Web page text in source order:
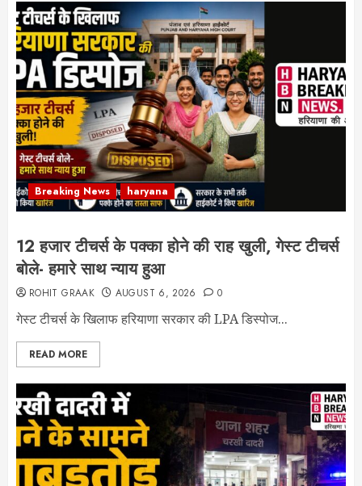
Breaking News haryana
12 हजार टीचर्स के पक्का होने की राह खुली, गेस्ट टीचर्स
बोले- हमारे साथ न्याय हुआ
ROHIT GRAAK AUGUST 6, 2026 0
गेस्ट टीचर्स के खिलाफ हरियाणा सरकार की LPA डिस्पोज...
READ MORE